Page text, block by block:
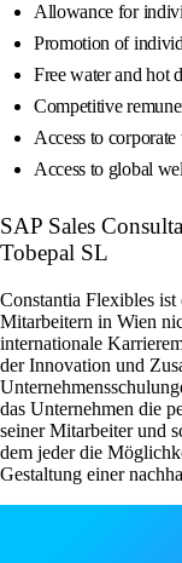
Allowance for
Promotion of
Free water and hot
Competitive
Access to corporate
Access to global
SAP Sales
Tobepal SL
Constantia Flexibles ist
Mitarbeitern in Wien
internationale
der Innovation und
das Unternehmen die
seiner Mitarbeiter und
dem jeder die
Gestaltung einer